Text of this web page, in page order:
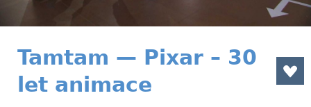
Tamtam — Pixar – 30
let animace